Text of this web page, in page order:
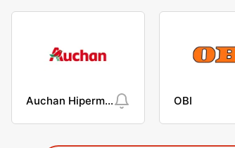
Auchan Hipermarket OBI